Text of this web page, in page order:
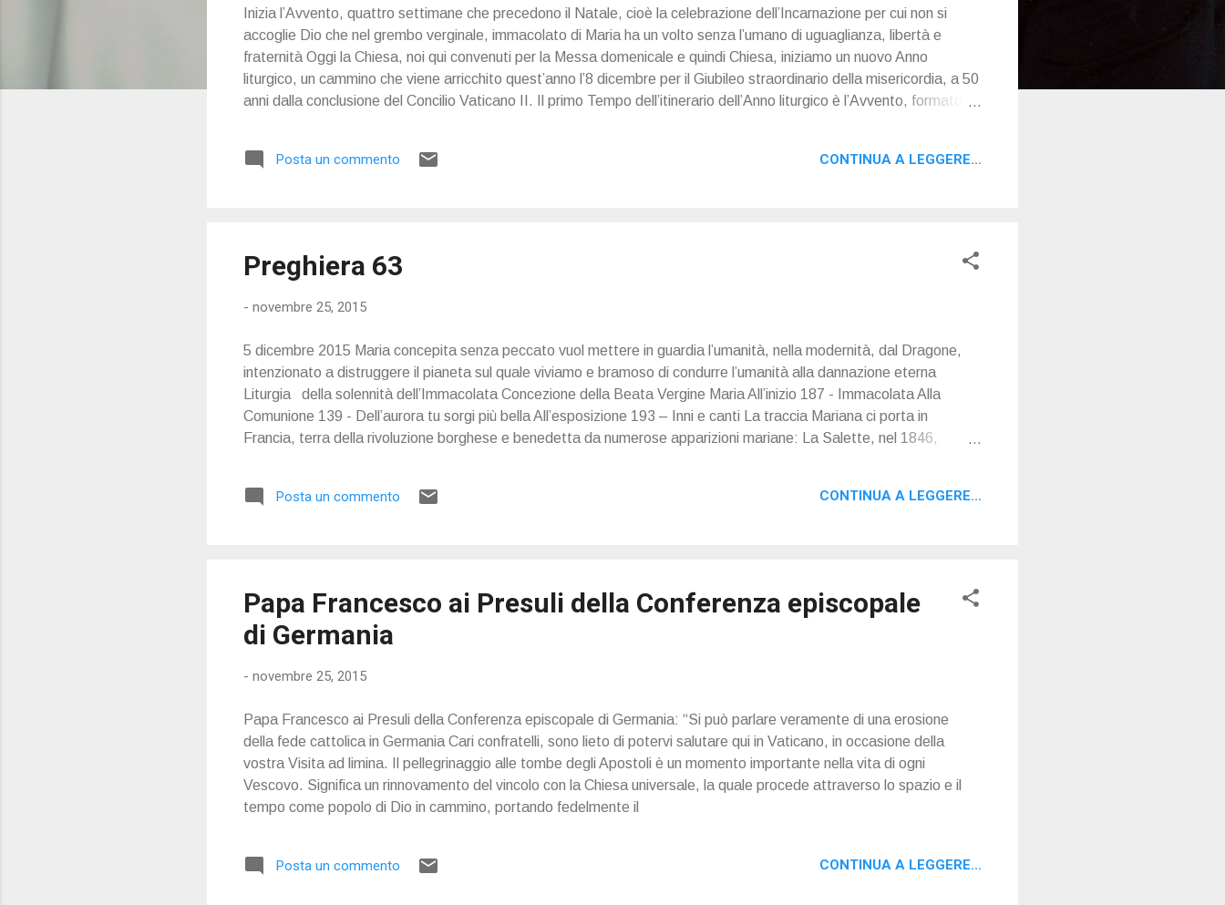
Inizia l’Avvento, quattro settimane che precedono il Natale, cioè la celebrazione dell’Incarnazione per cui non si
accoglie Dio che nel grembo verginale, immacolato di Maria ha un volto senza l’umano di uguaglianza, libertà e
fraternità Oggi la Chiesa, noi qui convenuti per la Messa domenicale e quindi Chiesa, iniziamo un nuovo Anno
liturgico, un cammino che viene arricchito quest’anno l’8 dicembre per il Giubileo straordinario della misericordia, a 50
anni dalla conclusione del Concilio Vaticano II. Il primo Tempo dell’itinerario dell’Anno liturgico è l’Avvento, formato,
Posta un commento CONTINUA A LEGGERE...
Preghiera 63
- novembre 25, 2015
5 dicembre 2015 Maria concepita senza peccato vuol mettere in guardia l’umanità, nella modernità, dal Dragone,
intenzionato a distruggere il pianeta sul quale viviamo e bramoso di condurre l’umanità alla dannazione eterna
Liturgia della solennità dell’Immacolata Concezione della Beata Vergine Maria All’inizio 187 - Immacolata Alla
Comunione 139 - Dell’aurora tu sorgi più bella All’esposizione 193 – Inni e canti La traccia Mariana ci porta in
Francia, terra della rivoluzione borghese e benedetta da numerose apparizioni mariane: La Salette, nel 1846,
Miracolosa” che è oggi diffusa in tutto il mondo, segno dell’amore e della fiducia nella Madonna nutriti da milioni di
Posta un commento CONTINUA A LEGGERE...
Papa Francesco ai Presuli della Conferenza episcopale
di Germania
- novembre 25, 2015
Papa Francesco ai Presuli della Conferenza episcopale di Germania: “Si può parlare veramente di una erosione
della fede cattolica in Germania Cari confratelli, sono lieto di potervi salutare qui in Vaticano, in occasione della
vostra Visita ad limina. Il pellegrinaggio alle tombe degli Apostoli è un momento importante nella vita di ogni
Vescovo. Significa un rinnovamento del vincolo con la Chiesa universale, la quale procede attraverso lo spazio e il
tempo come popolo di Dio in cammino, portando fedelmente il
Posta un commento CONTINUA A LEGGERE...